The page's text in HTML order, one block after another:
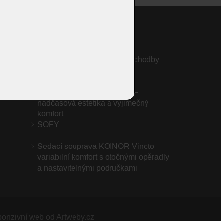
Inteligentní řešení pro úzké chodby
Křeslo Jenson od KOINOR –
nadčasová estetika a výjimečný
komfort
SOFY
Sedací souprava KOINOR Vineto –
variabilní komfort s otočnými opěradly
a nastavitelnými područkami
web od Artweby.cz